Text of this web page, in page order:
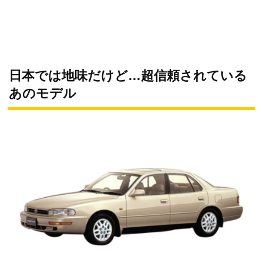
日本では地味だけど…超信頼されている
あのモデル